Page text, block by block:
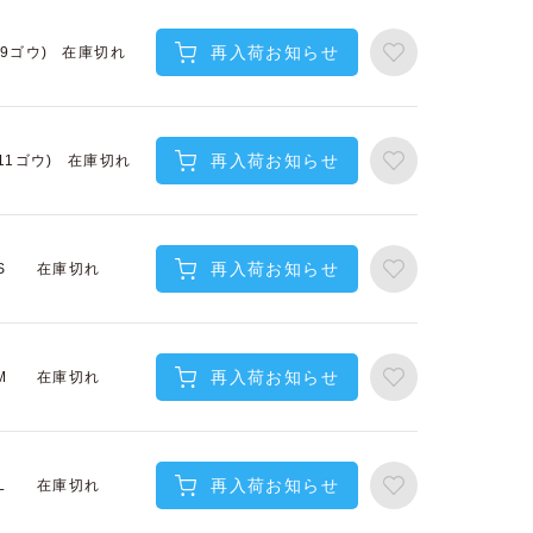
ゴウ) 在庫切れ 再入荷お知らせ
ゴウ) 在庫切れ 再入荷お知らせ
在庫切れ 再入荷お知らせ
在庫切れ 再入荷お知らせ
在庫切れ 再入荷お知らせ